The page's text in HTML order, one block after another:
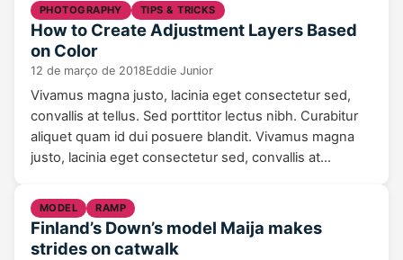
PHOTOGRAPHY TIPS & TRICKS
How to Create Adjustment Layers Based
on Color
12 de março de 2018Eddie Junior
Vivamus magna justo, lacinia eget consectetur sed,
convallis at tellus. Sed porttitor lectus nibh. Curabitur
aliquet quam id dui posuere blandit. Vivamus magna
justo, lacinia eget consectetur sed, convallis at…
MODEL RAMP
Finland’s Down’s model Maija makes
strides on catwalk